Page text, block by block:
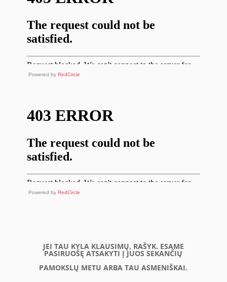
Powered by RedCircle
Powered by RedCircle
JEI TAU KYLA KLAUSIMŲ, RAŠYK. ESAME
PASIRUOŠĘ ATSAKYTI Į JUOS SEKANČIŲ
PAMOKSLŲ METU ARBA TAU ASMENIŠKAI.